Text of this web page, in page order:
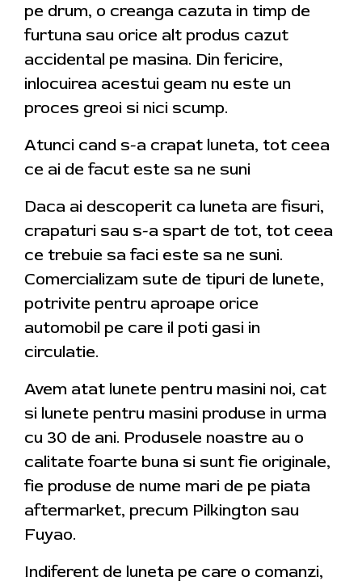
pe drum, o creanga cazuta in timp de
furtuna sau orice alt produs cazut
accidental pe masina. Din fericire,
inlocuirea acestui geam nu este un
proces greoi si nici scump.
Atunci cand s-a crapat luneta, tot ceea
ce ai de facut este sa ne suni
Daca ai descoperit ca luneta are fisuri,
crapaturi sau s-a spart de tot, tot ceea
ce trebuie sa faci este sa ne suni.
Comercializam sute de tipuri de lunete,
potrivite pentru aproape orice
automobil pe care il poti gasi in
circulatie.
Avem atat lunete pentru masini noi, cat
si lunete pentru masini produse in urma
cu 30 de ani. Produsele noastre au o
calitate foarte buna si sunt fie originale,
fie produse de nume mari de pe piata
aftermarket, precum Pilkington sau
Fuyao.
Indiferent de luneta pe care o comanzi,